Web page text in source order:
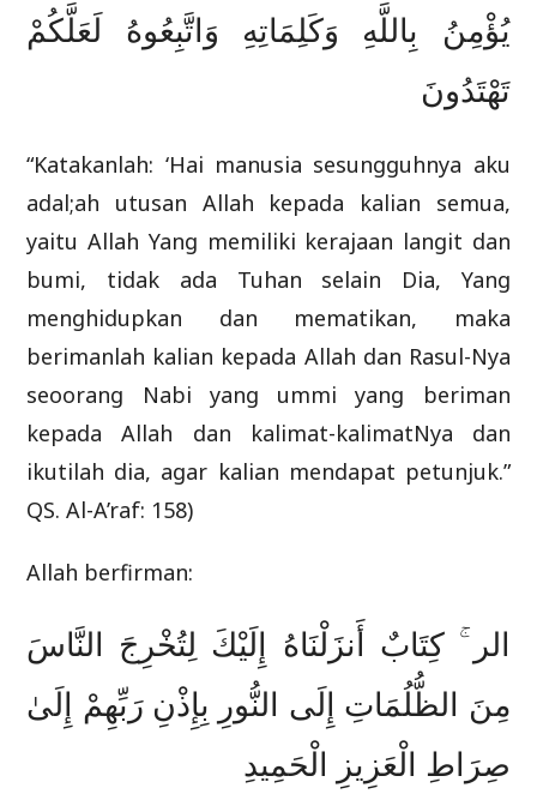
يُؤْمِنُ بِاللَّهِ وَكَلِمَاتِهِ وَاتَّبِعُوهُ لَعَلَّكُمْ
تَهْتَدُونَ
“Katakanlah: ‘Hai manusia sesungguhnya aku
adal;ah utusan Allah kepada kalian semua,
yaitu Allah Yang memiliki kerajaan langit dan
bumi, tidak ada Tuhan selain Dia, Yang
menghidupkan dan mematikan, maka
berimanlah kalian kepada Allah dan Rasul-Nya
seoorang Nabi yang ummi yang beriman
kepada Allah dan kalimat-kalimatNya dan
ikutilah dia, agar kalian mendapat petunjuk.”
QS. Al-A’raf: 158)
Allah berfirman:
الر ۚ كِتَابٌ أَنزَلْنَاهُ إِلَيْكَ لِتُخْرِجَ النَّاسَ
مِنَ الظُّلُمَاتِ إِلَى النُّورِ بِإِذْنِ رَبِّهِمْ إِلَىٰ
صِرَاطِ الْعَزِيزِ الْحَمِيدِ